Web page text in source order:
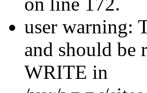
user warning:
and should be
WRITE in